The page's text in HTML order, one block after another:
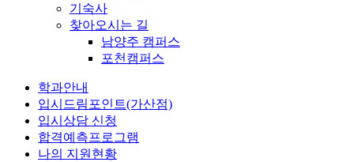
기숙사
찾아오시는 길
남양주 캠퍼스
포천캠퍼스
학과안내
입시드림포인트(가산점)
입시상담 신청
합격예측프로그램
나의 지원현황